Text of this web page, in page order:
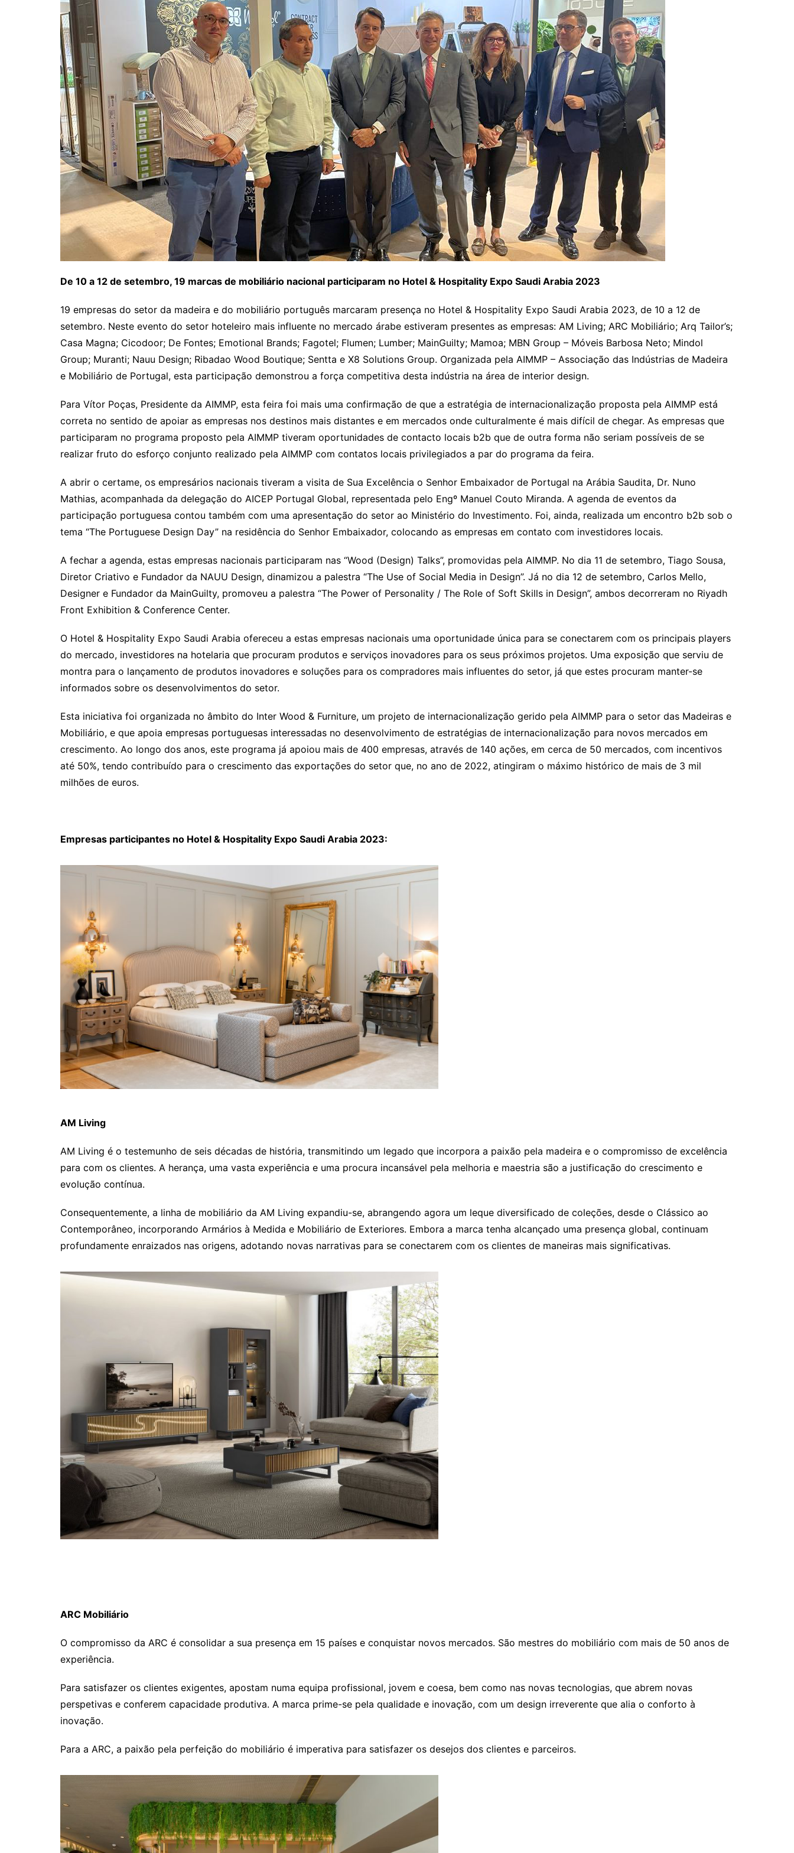
Entrevistas
Crónicas
Edições
De 10 a 12 de setembro, 19 marcas de mobiliário nacional participaram no Hotel & Hospitality Expo Saudi Arabia 2023
19 empresas do setor da madeira e do mobiliário português marcaram presença no Hotel & Hospitality Expo Saudi Arabia 2023, de 10 a 12 de
setembro. Neste evento do setor hoteleiro mais influente no mercado árabe estiveram presentes as empresas: AM Living; ARC Mobiliário; Arq Tailor’s;
Casa Magna; Cicodoor; De Fontes; Emotional Brands; Fagotel; Flumen; Lumber; MainGuilty; Mamoa; MBN Group – Móveis Barbosa Neto; Mindol
Group; Muranti; Nauu Design; Ribadao Wood Boutique; Sentta e X8 Solutions Group. Organizada pela AIMMP – Associação das Indústrias de Madeira
e Mobiliário de Portugal, esta participação demonstrou a força competitiva desta indústria na área de interior design.
Para Vítor Poças, Presidente da AIMMP, esta feira foi mais uma confirmação de que a estratégia de internacionalização proposta pela AIMMP está
correta no sentido de apoiar as empresas nos destinos mais distantes e em mercados onde culturalmente é mais difícil de chegar. As empresas que
participaram no programa proposto pela AIMMP tiveram oportunidades de contacto locais b2b que de outra forma não seriam possíveis de se
realizar fruto do esforço conjunto realizado pela AIMMP com contatos locais privilegiados a par do programa da feira.
A abrir o certame, os empresários nacionais tiveram a visita de Sua Excelência o Senhor Embaixador de Portugal na Arábia Saudita, Dr. Nuno
Mathias, acompanhada da delegação do AICEP Portugal Global, representada pelo Engº Manuel Couto Miranda. A agenda de eventos da
participação portuguesa contou também com uma apresentação do setor ao Ministério do Investimento. Foi, ainda, realizada um encontro b2b sob o
tema “The Portuguese Design Day” na residência do Senhor Embaixador, colocando as empresas em contato com investidores locais.
A fechar a agenda, estas empresas nacionais participaram nas “Wood (Design) Talks”, promovidas pela AIMMP. No dia 11 de setembro, Tiago Sousa,
Diretor Criativo e Fundador da NAUU Design, dinamizou a palestra “The Use of Social Media in Design”. Já no dia 12 de setembro, Carlos Mello,
Designer e Fundador da MainGuilty, promoveu a palestra “The Power of Personality / The Role of Soft Skills in Design”, ambos decorreram no Riyadh
Front Exhibition & Conference Center.
O Hotel & Hospitality Expo Saudi Arabia ofereceu a estas empresas nacionais uma oportunidade única para se conectarem com os principais players
do mercado, investidores na hotelaria que procuram produtos e serviços inovadores para os seus próximos projetos. Uma exposição que serviu de
montra para o lançamento de produtos inovadores e soluções para os compradores mais influentes do setor, já que estes procuram manter-se
informados sobre os desenvolvimentos do setor.
Esta iniciativa foi organizada no âmbito do Inter Wood & Furniture, um projeto de internacionalização gerido pela AIMMP para o setor das Madeiras e
Mobiliário, e que apoia empresas portuguesas interessadas no desenvolvimento de estratégias de internacionalização para novos mercados em
crescimento. Ao longo dos anos, este programa já apoiou mais de 400 empresas, através de 140 ações, em cerca de 50 mercados, com incentivos
até 50%, tendo contribuído para o crescimento das exportações do setor que, no ano de 2022, atingiram o máximo histórico de mais de 3 mil
milhões de euros.
Empresas participantes no Hotel & Hospitality Expo Saudi Arabia 2023:
AM Living
AM Living é o testemunho de seis décadas de história, transmitindo um legado que incorpora a paixão pela madeira e o compromisso de excelência
para com os clientes. A herança, uma vasta experiência e uma procura incansável pela melhoria e maestria são a justificação do crescimento e
evolução contínua.
Consequentemente, a linha de mobiliário da AM Living expandiu-se, abrangendo agora um leque diversificado de coleções, desde o Clássico ao
Contemporâneo, incorporando Armários à Medida e Mobiliário de Exteriores. Embora a marca tenha alcançado uma presença global, continuam
profundamente enraizados nas origens, adotando novas narrativas para se conectarem com os clientes de maneiras mais significativas.
ARC Mobiliário
O compromisso da ARC é consolidar a sua presença em 15 países e conquistar novos mercados. São mestres do mobiliário com mais de 50 anos de
experiência.
Para satisfazer os clientes exigentes, apostam numa equipa profissional, jovem e coesa, bem como nas novas tecnologias, que abrem novas
perspetivas e conferem capacidade produtiva. A marca prime-se pela qualidade e inovação, com um design irreverente que alia o conforto à
inovação.
Para a ARC, a paixão pela perfeição do mobiliário é imperativa para satisfazer os desejos dos clientes e parceiros.